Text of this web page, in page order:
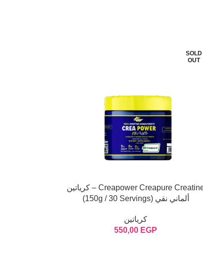
SOLD
OUT
Creapower Creapure Creatine – كرياتين
ألماني نقي (150g / 30 Servings)
كرياتين
550,00 EGP
Let's chat on WhatsApp
مبيعات عرب فليكس